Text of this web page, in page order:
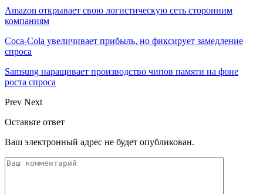
Amazon открывает свою логистическую сеть сторонним
компаниям
Coca-Cola увеличивает прибыль, но фиксирует замедление
спроса
Samsung наращивает производство чипов памяти на фоне
роста спроса
Prev Next
Оставьте ответ
Ваш электронный адрес не будет опубликован.